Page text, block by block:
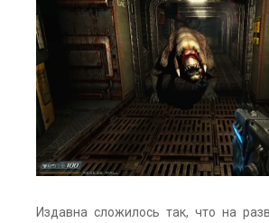
Издавна сложилось так, что на